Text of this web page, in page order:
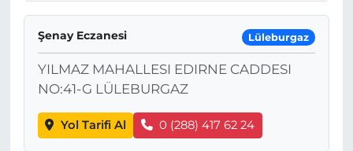
Şenay Eczanesi Lüleburgaz
YILMAZ MAHALLESI EDIRNE CADDESI
NO:41-G LÜLEBURGAZ
Yol Tarifi Al 0 (288) 417 62 24